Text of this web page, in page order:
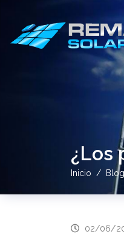
¿Los
Inicio Blog
02/06/